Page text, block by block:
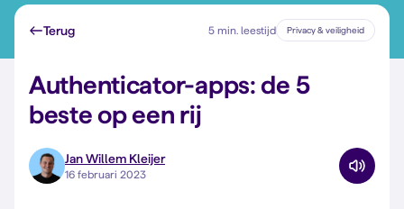
Terug 5 min. leestijd Privacy & veiligheid
Authenticator-apps: de 5
beste op een rij
Jan Willem Kleijer
16 februari 2023